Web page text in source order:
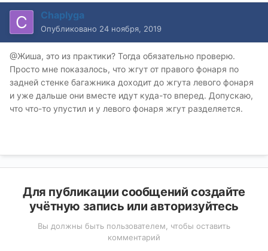
Chaplyga
Опубликовано 24 ноября, 2019
@Жиша, это из практики? Тогда обязательно проверю.
Просто мне показалось, что жгут от правого фонаря по
задней стенке багажника доходит до жгута левого фонаря
и уже дальше они вместе идут куда-то вперед. Допускаю,
что что-то упустил и у левого фонаря жгут разделяется.
Для публикации сообщений создайте
учётную запись или авторизуйтесь
Вы должны быть пользователем, чтобы оставить
комментарий